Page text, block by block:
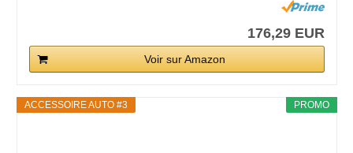
176,29 EUR
Voir sur Amazon
PROMO
ACCESSOIRE AUTO #3